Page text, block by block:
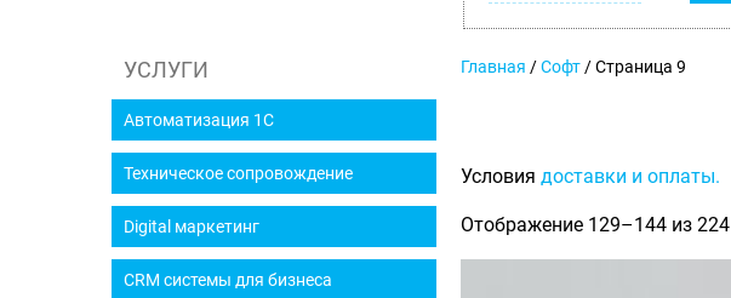
УСЛУГИ
Автоматизация 1С
Техническое сопровождение
Digital маркетинг
CRM системы для бизнеса
Главная /Софт / Страница 9
Условия доставки и оплаты.
Отображение 129–144 из 224